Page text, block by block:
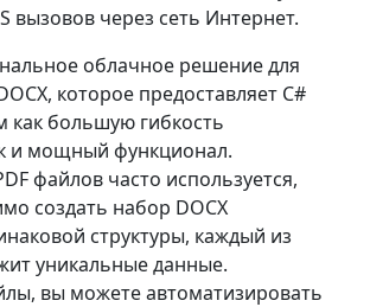
вызовов через сеть Интернет.
облачное решение для
которое предоставляет C#
как большую гибкость
и мощный функционал.
файлов часто используется,
создать набор DOCX
структуры, каждый из
уникальные данные.
вы можете автоматизировать